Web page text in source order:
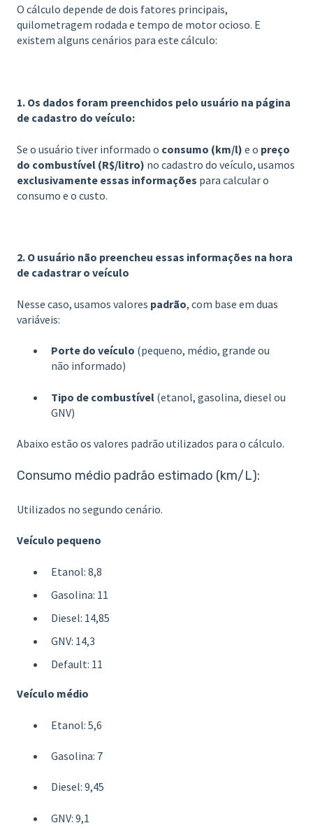
O cálculo depende de dois fatores principais,
quilometragem rodada e tempo de motor ocioso. E
existem alguns cenários para este cálculo:
1. Os dados foram preenchidos pelo usuário na página
de cadastro do veículo:
Se o usuário tiver informado o consumo (km/l) e o preço
do combustível (R$/litro) no cadastro do veículo, usamos
exclusivamente essas informações para calcular o
consumo e o custo.
2. O usuário não preencheu essas informações na hora
de cadastrar o veículo
Nesse caso, usamos valores padrão, com base em duas
variáveis:
Porte do veículo (pequeno, médio, grande ou
não informado)
Tipo de combustível (etanol, gasolina, diesel ou
GNV)
Abaixo estão os valores padrão utilizados para o cálculo.
Consumo médio padrão estimado (km/L):
Utilizados no segundo cenário.
Veículo pequeno
Etanol: 8,8
Gasolina: 11
Diesel: 14,85
GNV: 14,3
Default: 11
Veículo médio
Etanol: 5,6
Gasolina: 7
Diesel: 9,45
GNV: 9,1